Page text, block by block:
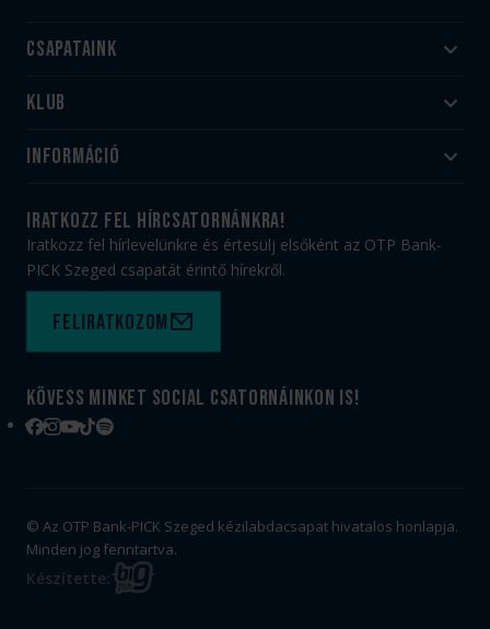
Csapataink
Felnőtt
Utánpótlás
Klub
#HandballFamily
Munkatársaink
PICK Aréna
Sajtóakkreditáció
Információ
Jegy- és bérletvásárlás
Webshop
Adatvédelem
Felhasználási feltételek
Kapcsolat
iratkozz fel hírcsatornánkra!
Iratkozz fel hírlevelünkre és értesülj elsőként az OTP Bank-
PICK Szeged csapatát érintő hírekről.
Feliratkozom
Kövess minket social csatornáinkon is!
Facebook
Instagram
YouTube
TikTokSpotify
© Az OTP Bank-PICK Szeged kézilabdacsapat hivatalos honlapja.
Minden jog fenntartva.
Készítette: BIG
FISH